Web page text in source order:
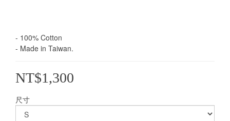
- 100% Cotton
- Made in Taiwan.
NT$1,300
尺寸